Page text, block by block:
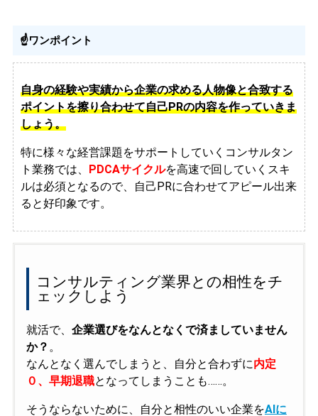
☝️ワンポイント
自身の経験や実績から企業の求める人物像と合致する
ポイントを擦り合わせて自己PRの内容を作っていきま
しょう。
特に様々な経営課題をサポートしていくコンサルタン
ト業務では、 PDCAサイクルを高速で回していくスキ
ルは必須となるので、自己PRに合わせてアピール出来
ると好印象です。
コンサルティング業界との相性をチ
ェックしよう
就活で、 企業選びをなんとなくで済ましていません
か？ 。
なんとなく選んでしまうと、自分と合わずに内定
０、早期退職となってしまうことも……。
そうならないために、自分と相性のいい企業をAIに